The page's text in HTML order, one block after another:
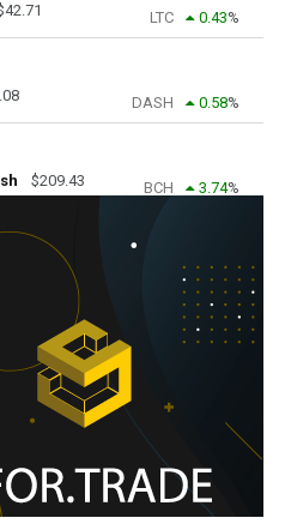
42.71 LTC 0.43%
DASH 0.58%
$209.43 BCH 3.74%